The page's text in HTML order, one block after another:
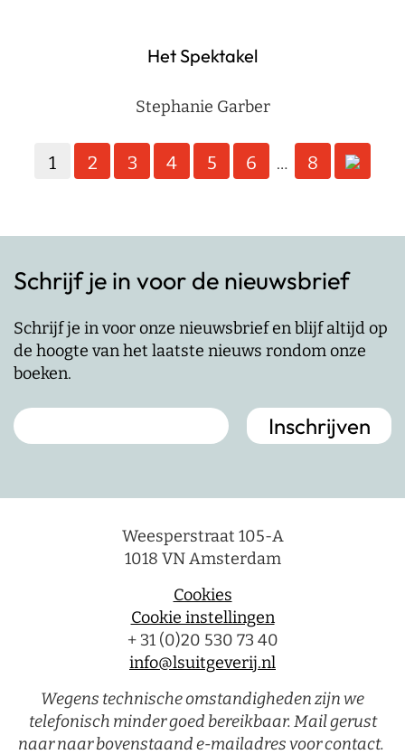
Het Spektakel
Stephanie Garber
Berichten
1 2 3 4 5 6 … 8
Schrijf je in voor de nieuwsbrief
Schrijf je in voor onze nieuwsbrief en blijf altijd op
de hoogte van het laatste nieuws rondom onze
boeken.
Weesperstraat 105-A
1018 VN Amsterdam
Cookies
Cookie instellingen
+ 31 (0)20 530 73 40
info@lsuitgeverij.nl
Wegens technische omstandigheden zijn we
telefonisch minder goed bereikbaar. Mail gerust
naar naar bovenstaand e-mailadres voor contact.